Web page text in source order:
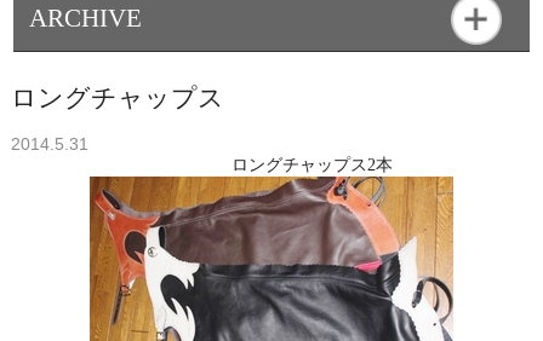
ARCHIVE
ロングチャップス
2014.5.31
ロングチャップス2本